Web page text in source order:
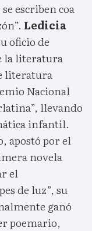
escriben coa
Ledicia
oficio de
la literatura
literatura
Nacional
llevando
infantil.
apostó por el
novela
el
de luz”, su
ganó
poemario,